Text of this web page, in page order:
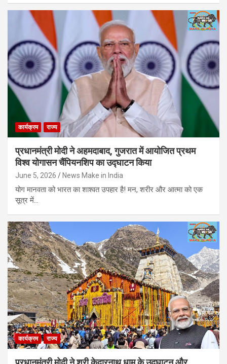
कार्यक्रम राज्य
प्रधानमंत्री मोदी ने अहमदाबाद, गुजरात में आयोजित प्रथम
विश्व योगासन चैंपियनशिप का उद्घाटन किया
June 5, 2026 News Make in India
योग मानवता को भारत का शाश्वत उपहार है! मन, शरीर और आत्मा को एक
सूत्र में…
कार्यक्रम राज्य